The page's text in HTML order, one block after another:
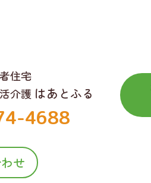
住宅
介護 はあとふる
4688
せ